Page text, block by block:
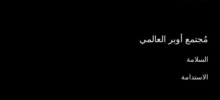
مُجتمع أوبر العالمي
السلامة
الاستدامة